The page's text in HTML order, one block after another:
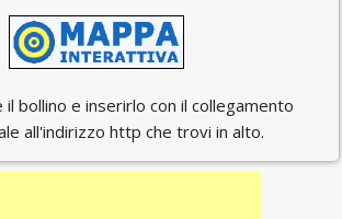
il bollino e inserirlo con il collegamento
all'indirizzo http che trovi in alto.